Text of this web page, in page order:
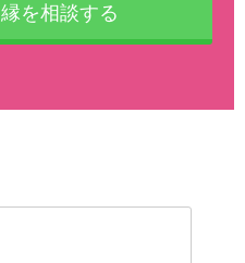
を相談する